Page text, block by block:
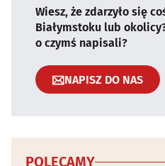
Wiesz, że zdarzyło się
Białymstoku lub
o czymś napisali?
NAPISZ DO NAS
POLECAMY